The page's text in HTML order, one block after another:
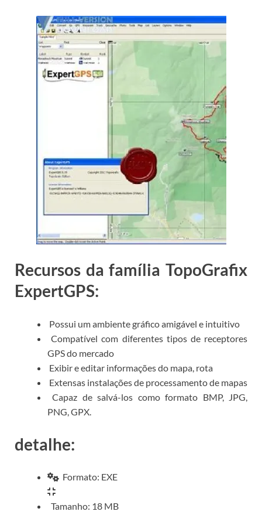
Recursos da família TopoGrafix
ExpertGPS:
Possui um ambiente gráfico amigável e intuitivo
Compatível com diferentes tipos de receptores
GPS do mercado
Exibir e editar informações do mapa, rota
Extensas instalações de processamento de mapas
Capaz de salvá-los como formato BMP, JPG,
PNG, GPX.
detalhe:
Formato: EXE
Tamanho: 18 MB